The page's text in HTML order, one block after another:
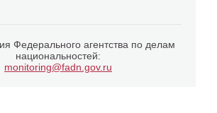
Федерального агентства по делам
национальностей:
monitoring@fadn.gov.ru